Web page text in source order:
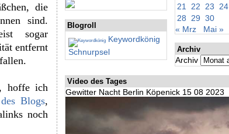
die
sind.
sogar
entfernt
hoffe ich
Blogs,
noch
Blogroll
Keywordkönig
Schnurpsel
21
22 23 24
28
29 30
« Mrz
Mai »
Archiv
Archiv
Video des Tages
Gewitter Nacht Berlin Köpenick 15 08 2023